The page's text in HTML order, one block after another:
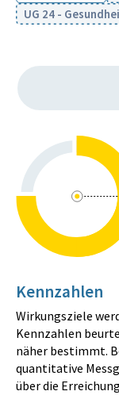
UG 24 -
Kennzahlen
Wirkungsziele
Kennzahlen
näher bestimmt.
quantitative
über die